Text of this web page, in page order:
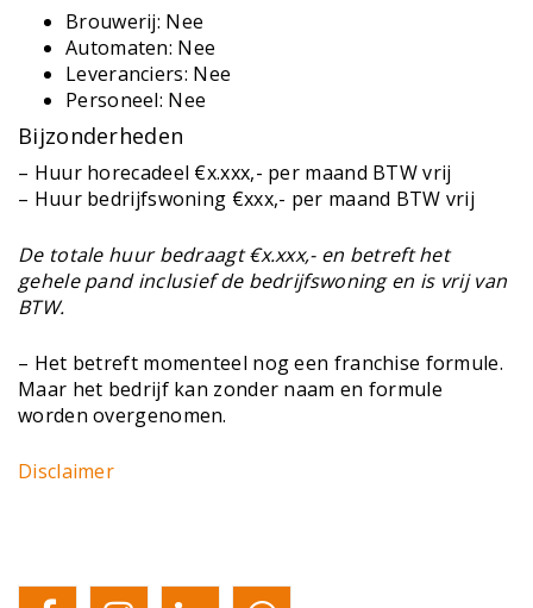
Brouwerij: Nee
Automaten: Nee
Leveranciers: Nee
Personeel: Nee
Bijzonderheden
– Huur horecadeel €x.xxx,- per maand BTW vrij
– Huur bedrijfswoning €xxx,- per maand BTW vrij
De totale huur bedraagt €x.xxx,- en betreft het
gehele pand inclusief de bedrijfswoning en is vrij van
BTW.
– Het betreft momenteel nog een franchise formule.
Maar het bedrijf kan zonder naam en formule
worden overgenomen.
Disclaimer